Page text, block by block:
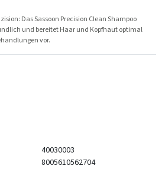
Das Sassoon Precision Clean Shampoo
und bereitet Haar und Kopfhaut optimal
vor.
40030003
8005610562704